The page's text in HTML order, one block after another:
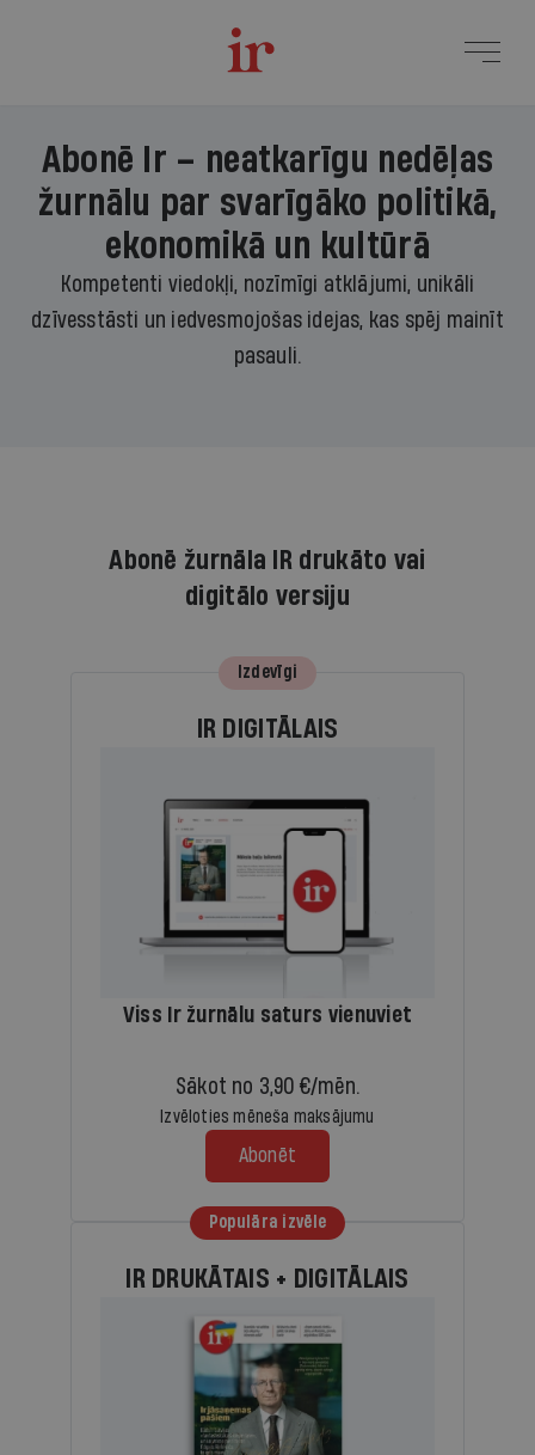
Abonē Ir – neatkarīgu nedēļas
žurnālu par svarīgāko politikā,
ekonomikā un kultūrā
Kompetenti viedokļi, nozīmīgi atklājumi, unikāli
dzīvesstāsti un iedvesmojošas idejas, kas spēj mainīt
pasauli.
Abonē žurnāla IR drukāto vai
digitālo versiju
Izdevīgi
IR DIGITĀLAIS
Viss Ir žurnālu saturs vienuviet
Sākot no 3,90 €/mēn.
Izvēloties mēneša maksājumu
Abonēt
Populāra izvēle
IR DRUKĀTAIS + DIGITĀLAIS